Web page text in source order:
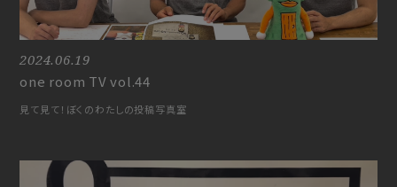
2024.06.19
one room TV vol.44
見て見て！ぼくのわたしの投稿写真室